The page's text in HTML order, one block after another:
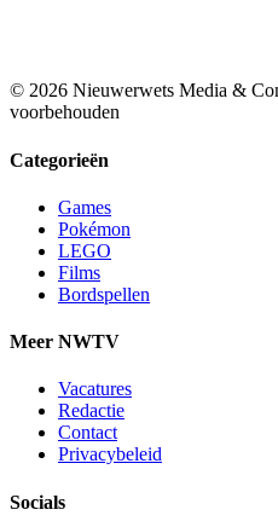
© 2026 Nieuwerwets Media &
voorbehouden
Categorieën
Games
Pokémon
LEGO
Films
Bordspellen
Meer NWTV
Vacatures
Redactie
Contact
Privacybeleid
Socials